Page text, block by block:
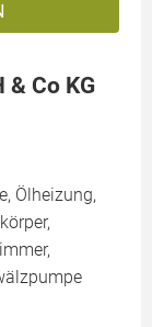
Co KG
Ölheizung,